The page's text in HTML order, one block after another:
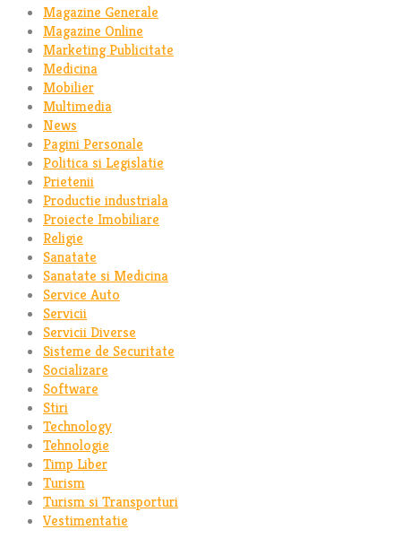
Magazine Generale
Magazine Online
Marketing Publicitate
Medicina
Mobilier
Multimedia
News
Pagini Personale
Politica si Legislatie
Prietenii
Productie industriala
Proiecte Imobiliare
Religie
Sanatate
Sanatate si Medicina
Service Auto
Servicii
Servicii Diverse
Sisteme de Securitate
Socializare
Software
Stiri
Technology
Tehnologie
Timp Liber
Turism
Turism si Transporturi
Vestimentatie